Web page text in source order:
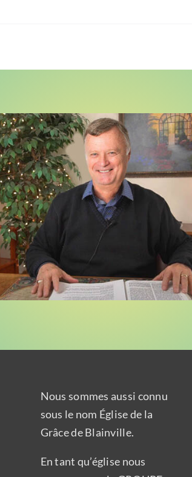
Nous sommes aussi connu
sous le nom Église de la
Grâce de Blainville.
En tant qu’église nous